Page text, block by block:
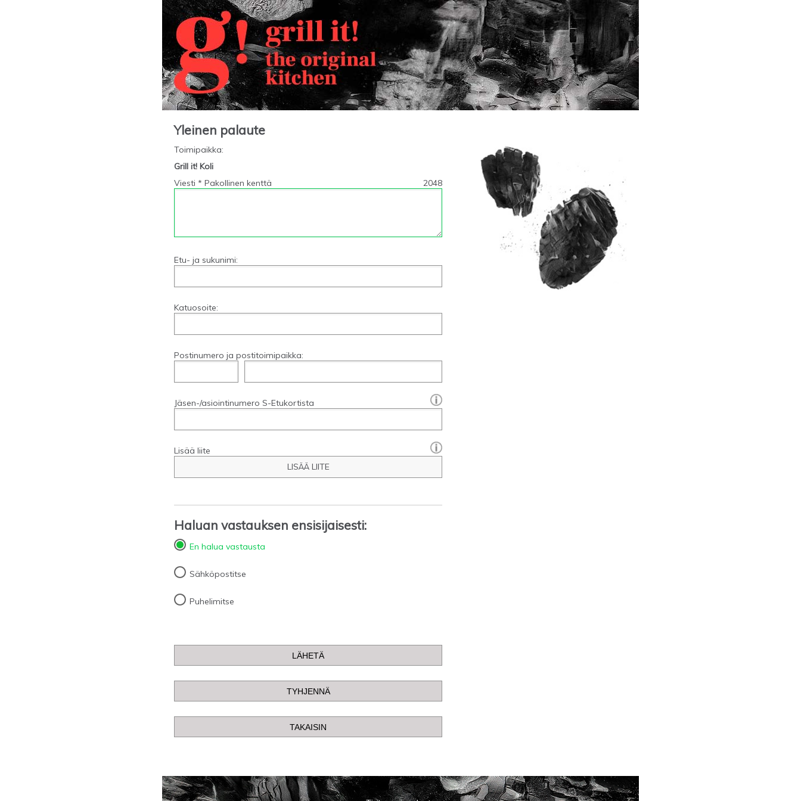
Yleinen palaute
Toimipaikka:
Grill it! Koli
Viesti * Pakollinen kenttä
2048
Etu- ja sukunimi:
Katuosoite:
Postinumero ja postitoimipaikka:
Jäsen-/asiointinumero S-Etukortista
Lisää liite
LISÄÄ LIITE
Haluan vastauksen ensisijaisesti:
En halua vastausta
Sähköpostitse
Puhelimitse